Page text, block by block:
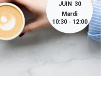
JUIN 30
Mardi
10:30 - 12:00